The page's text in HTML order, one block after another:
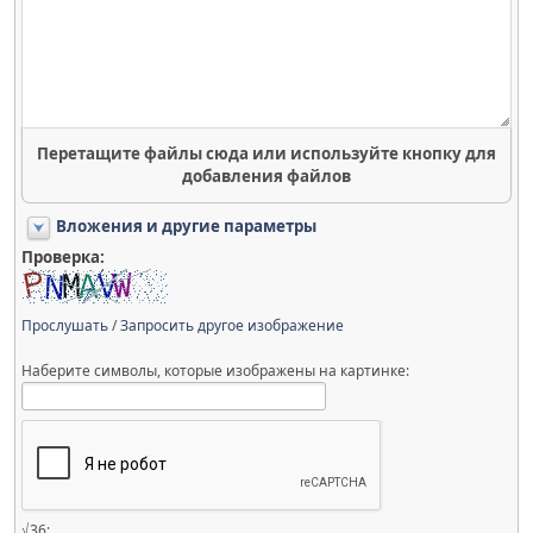
Перетащите файлы сюда или используйте кнопку для
добавления файлов
Вложения и другие параметры
Проверка:
Прослушать/Запросить другое изображение
Наберите символы, которые изображены на картинке: